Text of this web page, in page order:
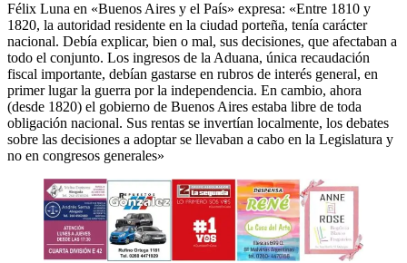
Félix Luna en «Buenos Aires y el País» expresa: «Entre 1810 y
1820, la autoridad residente en la ciudad porteña, tenía carácter
nacional. Debía explicar, bien o mal, sus decisiones, que afectaban a
todo el conjunto. Los ingresos de la Aduana, única recaudación
fiscal importante, debían gastarse en rubros de interés general, en
primer lugar la guerra por la independencia. En cambio, ahora
(desde 1820) el gobierno de Buenos Aires estaba libre de toda
obligación nacional. Sus rentas se invertían localmente, los debates
sobre las decisiones a adoptar se llevaban a cabo en la Legislatura y
no en congresos generales»